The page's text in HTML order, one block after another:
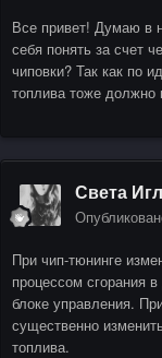
Все привет! Думаю в
себя понять за счет
чиповки? Так как по
топлива тоже должно
Света
При чип-тюнинге
процессом сгорания
блоке управления.
существенно
топлива.